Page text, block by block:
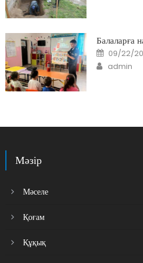
Балаларға
Posted
on
09/22/
Author
admin
Мәзір
Мәселе
Қоғам
Құқық